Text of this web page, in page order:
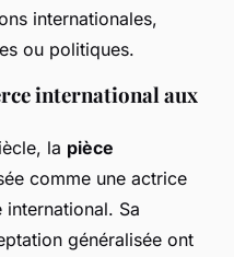
internationales,
ou politiques.
international aux
la pièce
comme une actrice
Sa
généralisée ont